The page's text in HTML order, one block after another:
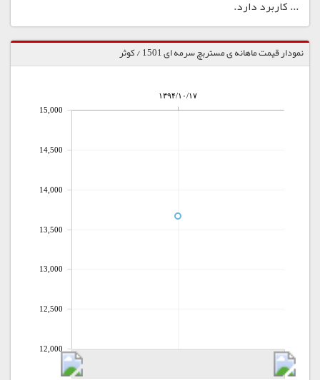
... کاربرد دارد.
نمودار قیمت ماهانه ی مستربچ سرمه ای 1501 / کوثر
۱۳۹۴/۱۰/۱۷
12,000
12,500
13,000
13,500
14,000
14,500
15,000